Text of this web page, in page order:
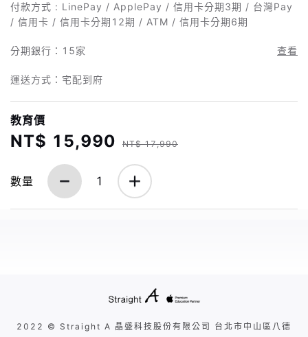
付款方式 : LinePay / ApplePay / 信用卡分期3期 / 台灣Pay
/ 信用卡 / 信用卡分期12期 / ATM / 信用卡分期6期
分期銀行： 15家 查看
運送方式：宅配到府
教育價
NT$ 15,990 NT$ 17,990
數量 1
2022 © Straight A 晶盛科技股份有限公司 台北市中山區八德